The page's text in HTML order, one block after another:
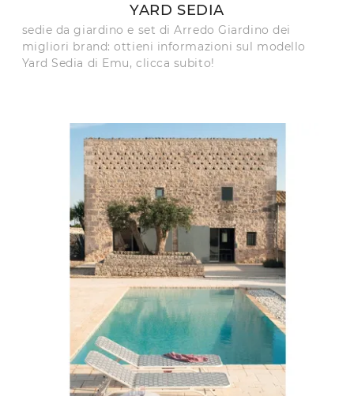
YARD SEDIA
sedie da giardino e set di Arredo Giardino dei
migliori brand: ottieni informazioni sul modello
Yard Sedia di Emu, clicca subito!